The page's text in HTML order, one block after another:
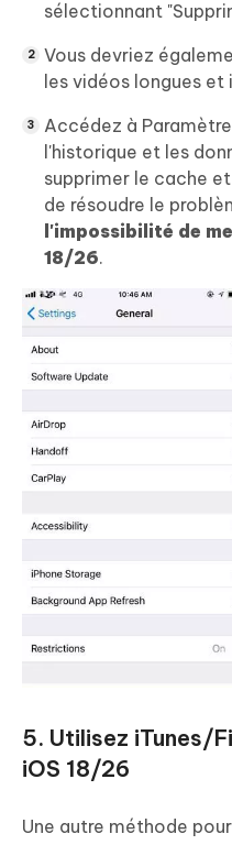
sélectionnant
Vous devriez
les vidéos longues et
Accédez à
l'historique et les
supprimer le cache
de résoudre le
l'impossibilité de
18/26.
5. Utilisez iTunes/
iOS 18/26
Une autre méthode